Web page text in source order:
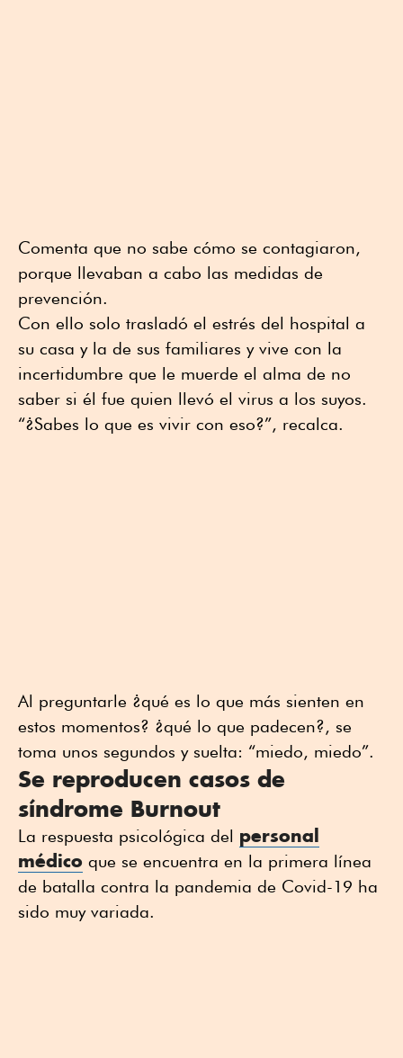
Comenta que no sabe cómo se contagiaron,
porque llevaban a cabo las medidas de
prevención.
Con ello solo trasladó el estrés del hospital a
su casa y la de sus familiares y vive con la
incertidumbre que le muerde el alma de no
saber si él fue quien llevó el virus a los suyos.
“¿Sabes lo que es vivir con eso?”, recalca.
Al preguntarle ¿qué es lo que más sienten en
estos momentos? ¿qué lo que padecen?, se
toma unos segundos y suelta: “miedo, miedo”.
Se reproducen casos de
síndrome Burnout
La respuesta psicológica del personal
médico que se encuentra en la primera línea
de batalla contra la pandemia de Covid-19 ha
sido muy variada.